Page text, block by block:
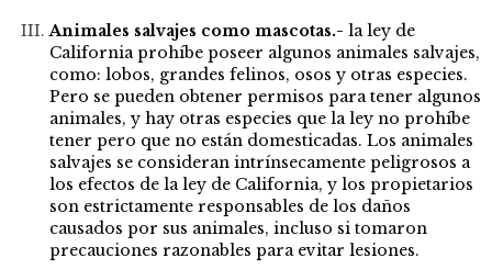
Animales salvajes como mascotas.- la ley de
California prohíbe poseer algunos animales salvajes,
como: lobos, grandes felinos, osos y otras especies.
Pero se pueden obtener permisos para tener algunos
animales, y hay otras especies que la ley no prohíbe
tener pero que no están domesticadas. Los animales
salvajes se consideran intrínsecamente peligrosos a
los efectos de la ley de California, y los propietarios
son estrictamente responsables de los daños
causados por sus animales, incluso si tomaron
precauciones razonables para evitar lesiones.